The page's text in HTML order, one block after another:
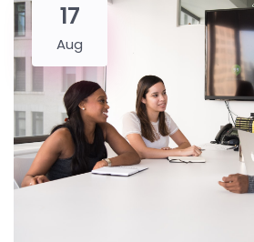
17
Aug